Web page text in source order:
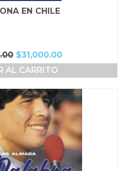
EN CHILE
El
precio
original
$33,000.00.
$31,000.00El
precio
$31,000.00.
AL CARRITO